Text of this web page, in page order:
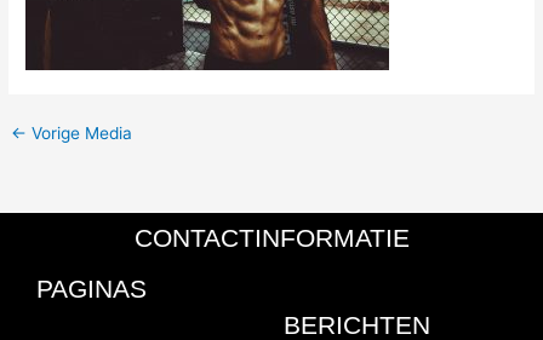
← Vorige Media
CONTACTINFORMATIE
PAGINAS
BERICHTEN